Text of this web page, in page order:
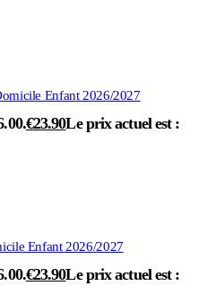
Enfant 2026/2027
€23.90Le prix actuel est :
Enfant 2026/2027
€23.90Le prix actuel est :